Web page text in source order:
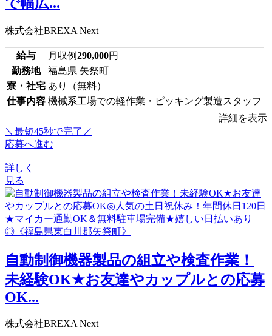
で幅広...
株式会社BREXA Next
給与 月収例290,000円
勤務地
福島県 矢祭町
寮・社宅 あり（無料）
仕事内容 機械系工場での軽作業・ピッキング製造スタッフ
詳細を表示
＼最短45秒で完了／
応募へ進む
詳しく
見る
自動制御機器製品の組立や検査作業！
未経験OK★お友達やカップルとの応募
OK...
株式会社BREXA Next